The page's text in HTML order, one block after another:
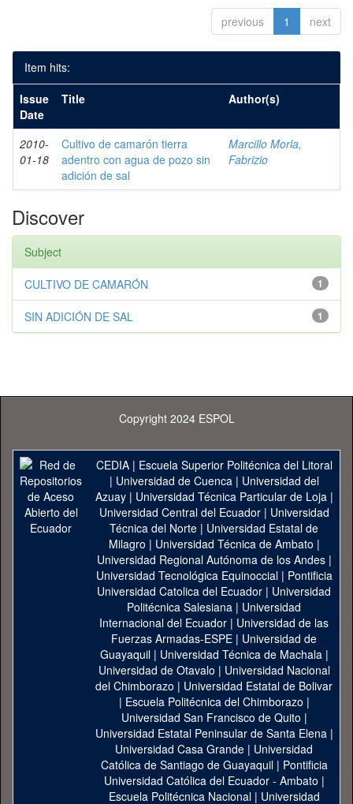
previous 1 next
Item hits:
Issue
Date
Title Author(s)
2010-
01-18
Cultivo de camarón tierra
adentro con agua de pozo sin
adición de sal
Marcillo Morla,
Fabrizio
Discover
Subject
1
CULTIVO DE CAMARÓN
1
SIN ADICIÓN DE SAL
Copyright 2024 ESPOL
CEDIA| Escuela Superior Politécnica del Litoral
| Universidad de Cuenca| Universidad del
Azuay| Universidad Técnica Particular de Loja|
Universidad Central del Ecuador| Universidad
Técnica del Norte | Universidad Estatal de
Milagro | Universidad Técnica de Ambato |
Universidad Regional Autónoma de los Andes|
Universidad Tecnológica Equinoccial| Pontificia
Universidad Catolica del Ecuador | Universidad
Politécnica Salesiana | Universidad
Internacional del Ecuador | Universidad de las
Fuerzas Armadas-ESPE | Universidad de
Guayaquil| Universidad Técnica de Machala|
Universidad de Otavalo | Universidad Nacional
del Chimborazo | Universidad Estatal de Bolivar
| Escuela Politécnica del Chimborazo |
Universidad San Francisco de Quito |
Universidad Estatal Peninsular de Santa Elena|
Universidad Casa Grande | Universidad
Católica de Santiago de Guayaquil| Pontificia
Universidad Católica del Ecuador - Ambato |
Escuela Politécnica Nacional| Universidad